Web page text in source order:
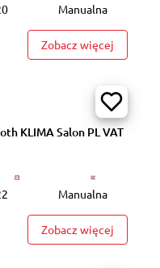
Manualna
Zobacz więcej
KLIMA Salon PL VAT
Manualna
Zobacz więcej